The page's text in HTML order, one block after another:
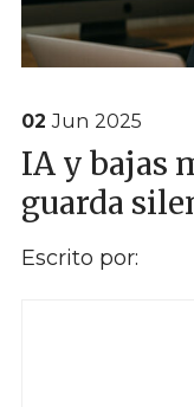
02 Jun 2025
IA y bajas
guarda
Escrito por: